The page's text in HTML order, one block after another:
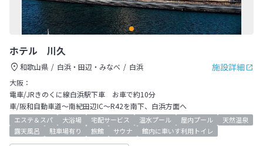
ホテル 川久
施設詳細
和歌山県 白浜・田辺・みなべ
白浜
大阪：
電車/JRきのくに線白浜駅下車 お車で約10分
車/阪和自動車道～南紀田辺IC～R42を南下、白浜方面へ
エステ＆スパ 大浴場 宅配サービス 温水プール 屋内プール
天然温泉
露天風呂
駐車場有り 旅館 サウナ 館内に車いす利用トイレ